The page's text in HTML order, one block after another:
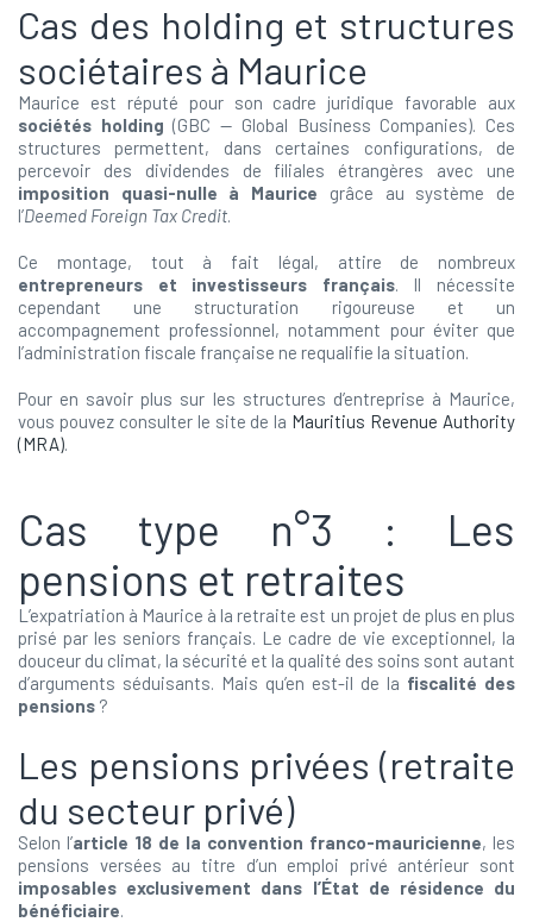
Cas des holding et structures
sociétaires à Maurice
Maurice est réputé pour son cadre juridique favorable aux
sociétés holding (GBC — Global Business Companies). Ces
structures permettent, dans certaines configurations, de
percevoir des dividendes de filiales étrangères avec une
imposition quasi-nulle à Maurice grâce au système de
l’Deemed Foreign Tax Credit.
Ce montage, tout à fait légal, attire de nombreux
entrepreneurs et investisseurs français. Il nécessite
cependant une structuration rigoureuse et un
accompagnement professionnel, notamment pour éviter que
l’administration fiscale française ne requalifie la situation.
Pour en savoir plus sur les structures d’entreprise à Maurice,
vous pouvez consulter le site de la Mauritius Revenue Authority
(MRA).
Cas type n°3 : Les
pensions et retraites
L’expatriation à Maurice à la retraite est un projet de plus en plus
prisé par les seniors français. Le cadre de vie exceptionnel, la
douceur du climat, la sécurité et la qualité des soins sont autant
d’arguments séduisants. Mais qu’en est-il de la fiscalité des
pensions ?
Les pensions privées (retraite
du secteur privé)
Selon l’article 18 de la convention franco-mauricienne, les
pensions versées au titre d’un emploi privé antérieur sont
imposables exclusivement dans l’État de résidence du
bénéficiaire.